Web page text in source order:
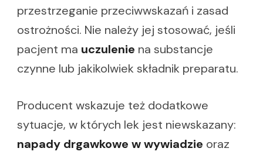
przestrzeganie przeciwwskazań i zasad
ostrożności. Nie należy jej stosować, jeśli
pacjent ma uczulenie na substancje
czynne lub jakikolwiek składnik preparatu.
Producent wskazuje też dodatkowe
sytuacje, w których lek jest niewskazany:
napady drgawkowe w wywiadzie oraz